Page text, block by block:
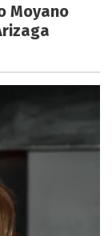
Moyano